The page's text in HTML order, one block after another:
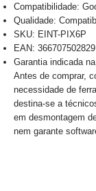
Compatibilidade:
Qualidade:
SKU: EINT-PIX6P
EAN:
Garantia indicada
Antes de comprar,
necessidade de
destina-se a
em desmontagem
nem garante